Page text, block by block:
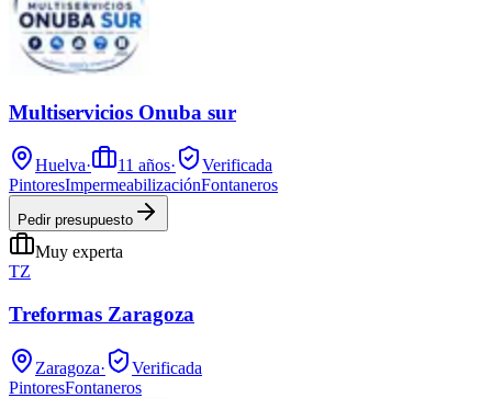
Multiservicios Onuba sur
Huelva· 11 años·
Verificada
PintoresImpermeabilizaciónFontaneros
Pedir presupuesto
Muy experta
TZ
Treformas Zaragoza
Zaragoza·
Verificada
PintoresFontaneros